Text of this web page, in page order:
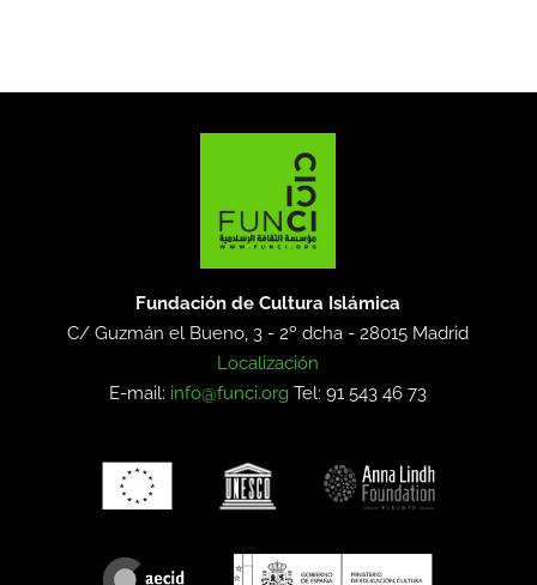
Fundación de Cultura Islámica
C/ Guzmán el Bueno, 3 - 2º dcha -28015 Madrid
Localización
E-mail: info@funci.org Tel: 91 543 46 73